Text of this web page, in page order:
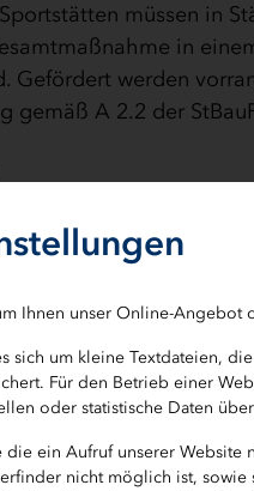
Ihnen unser Online-Angebot
sich um kleine Textdateien,
Für den Betrieb einer
oder statistische Daten
ein Aufruf unserer
nicht möglich ist,
müssen in
in
Gefördert werden
gemäß A 2.2 der
von Sportstätten
Bestandteile und